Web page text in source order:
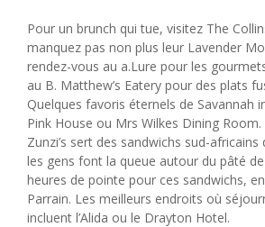
Pour un brunch qui tue, visitez The
manquez pas non plus leur Lavender
rendez-vous au a.Lure pour les
au B. Matthew’s Eatery pour des plats
Quelques favoris éternels de Savannah
Pink House ou Mrs Wilkes Dining
Zunzi’s sert des sandwichs sud-
les gens font la queue autour du pâté
heures de pointe pour ces sandwichs,
Parrain. Les meilleurs endroits où
incluent l’Alida ou le Drayton Hotel.